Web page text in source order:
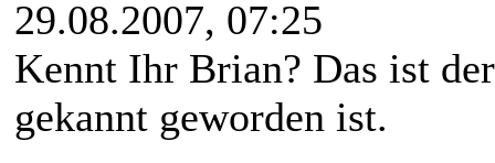
29.08.2007, 07:25
Kennt Ihr Brian? Das ist
gekannt geworden ist.